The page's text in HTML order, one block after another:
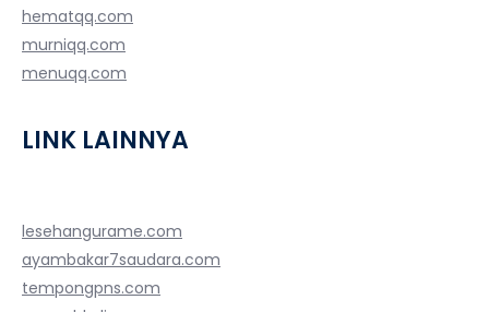
hematqq.com
murniqq.com
menuqq.com
LINK LAINNYA
lesehangurame.com
ayambakar7saudara.com
tempongpns.com